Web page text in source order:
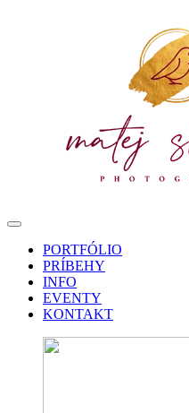
PORTFÓLIO
PRÍBEHY
INFO
EVENTY
KONTAKT